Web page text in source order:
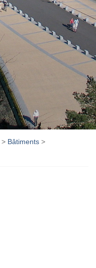
> Bâtiments >